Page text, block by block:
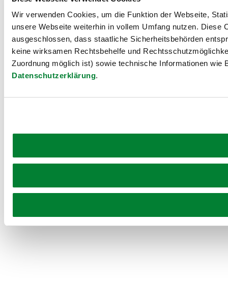
Wir verwenden Cookies, um die Funktion der Webseite,
unsere Webseite weiterhin in vollem Umfang nutzen.
ausgeschlossen, dass staatliche Sicherheitsbehörden
keine wirksamen Rechtsbehelfe und
Zuordnung möglich ist) sowie technische Informationen
Datenschutzerklärung.